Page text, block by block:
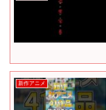
新作アニメ